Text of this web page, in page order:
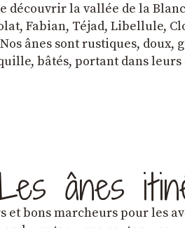
la vallée de la
Fabian, Téjad, Libellule,
ânes sont rustiques,
bâtés, portant dans leurs
Les ânes
et bons marcheurs pour les